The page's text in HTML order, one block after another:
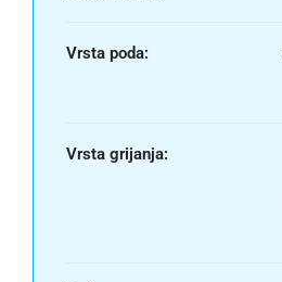
Vrsta poda:
Vrsta grijanja: